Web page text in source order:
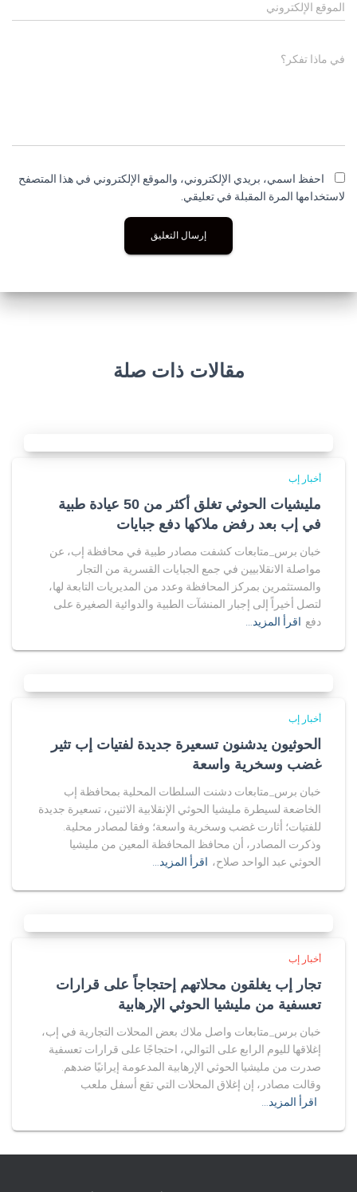
الموقع الإلكتروني
في ماذا تفكر؟
احفظ اسمي، بريدي الإلكتروني، والموقع الإلكتروني في هذا المتصفح
لاستخدامها المرة المقبلة في تعليقي.
مقالات ذات صلة
أخبار إب
مليشيات الحوثي تغلق أكثر من 50 عيادة طبية
في إب بعد رفض ملاكها دفع جبايات
خبان برس_متابعات كشفت مصادر طبية في محافظة إب، عن
مواصلة الانقلابيين في جمع الجبايات القسرية من التجار
والمستثمرين بمركز المحافظة وعدد من المديريات التابعة لها،
لتصل أخيراً إلى إجبار المنشآت الطبية والدوائية الصغيرة على
دفع اقرأ المزيد…
أخبار إب
الحوثيون يدشنون تسعيرة جديدة لفتيات إب تثير
غضب وسخرية واسعة
خبان برس_متابعات دشنت السلطات المحلية بمحافظة إب
الخاضعة لسيطرة مليشيا الحوثي الإنقلابية الاثنين، تسعيرة جديدة
للفتيات؛ أثارت غضب وسخرية واسعة؛ وفقا لمصادر محلية.
وذكرت المصادر، أن محافظ المحافظة المعين من مليشيا
الحوثي عبد الواحد صلاح، اقرأ المزيد…
أخبار إب
تجار إب يغلقون محلاتهم إحتجاجاً على قرارات
تعسفية من مليشيا الحوثي الإرهابية
خبان برس_متابعات واصل ملاك بعض المحلات التجارية في إب،
إغلاقها لليوم الرابع على التوالي، احتجاجًا على قرارات تعسفية
صدرت من مليشيا الحوثي الإرهابية المدعومة إيرانيًا ضدهم.
وقالت مصادر، إن إغلاق المحلات التي تقع أسفل ملعب
اقرأ المزيد…